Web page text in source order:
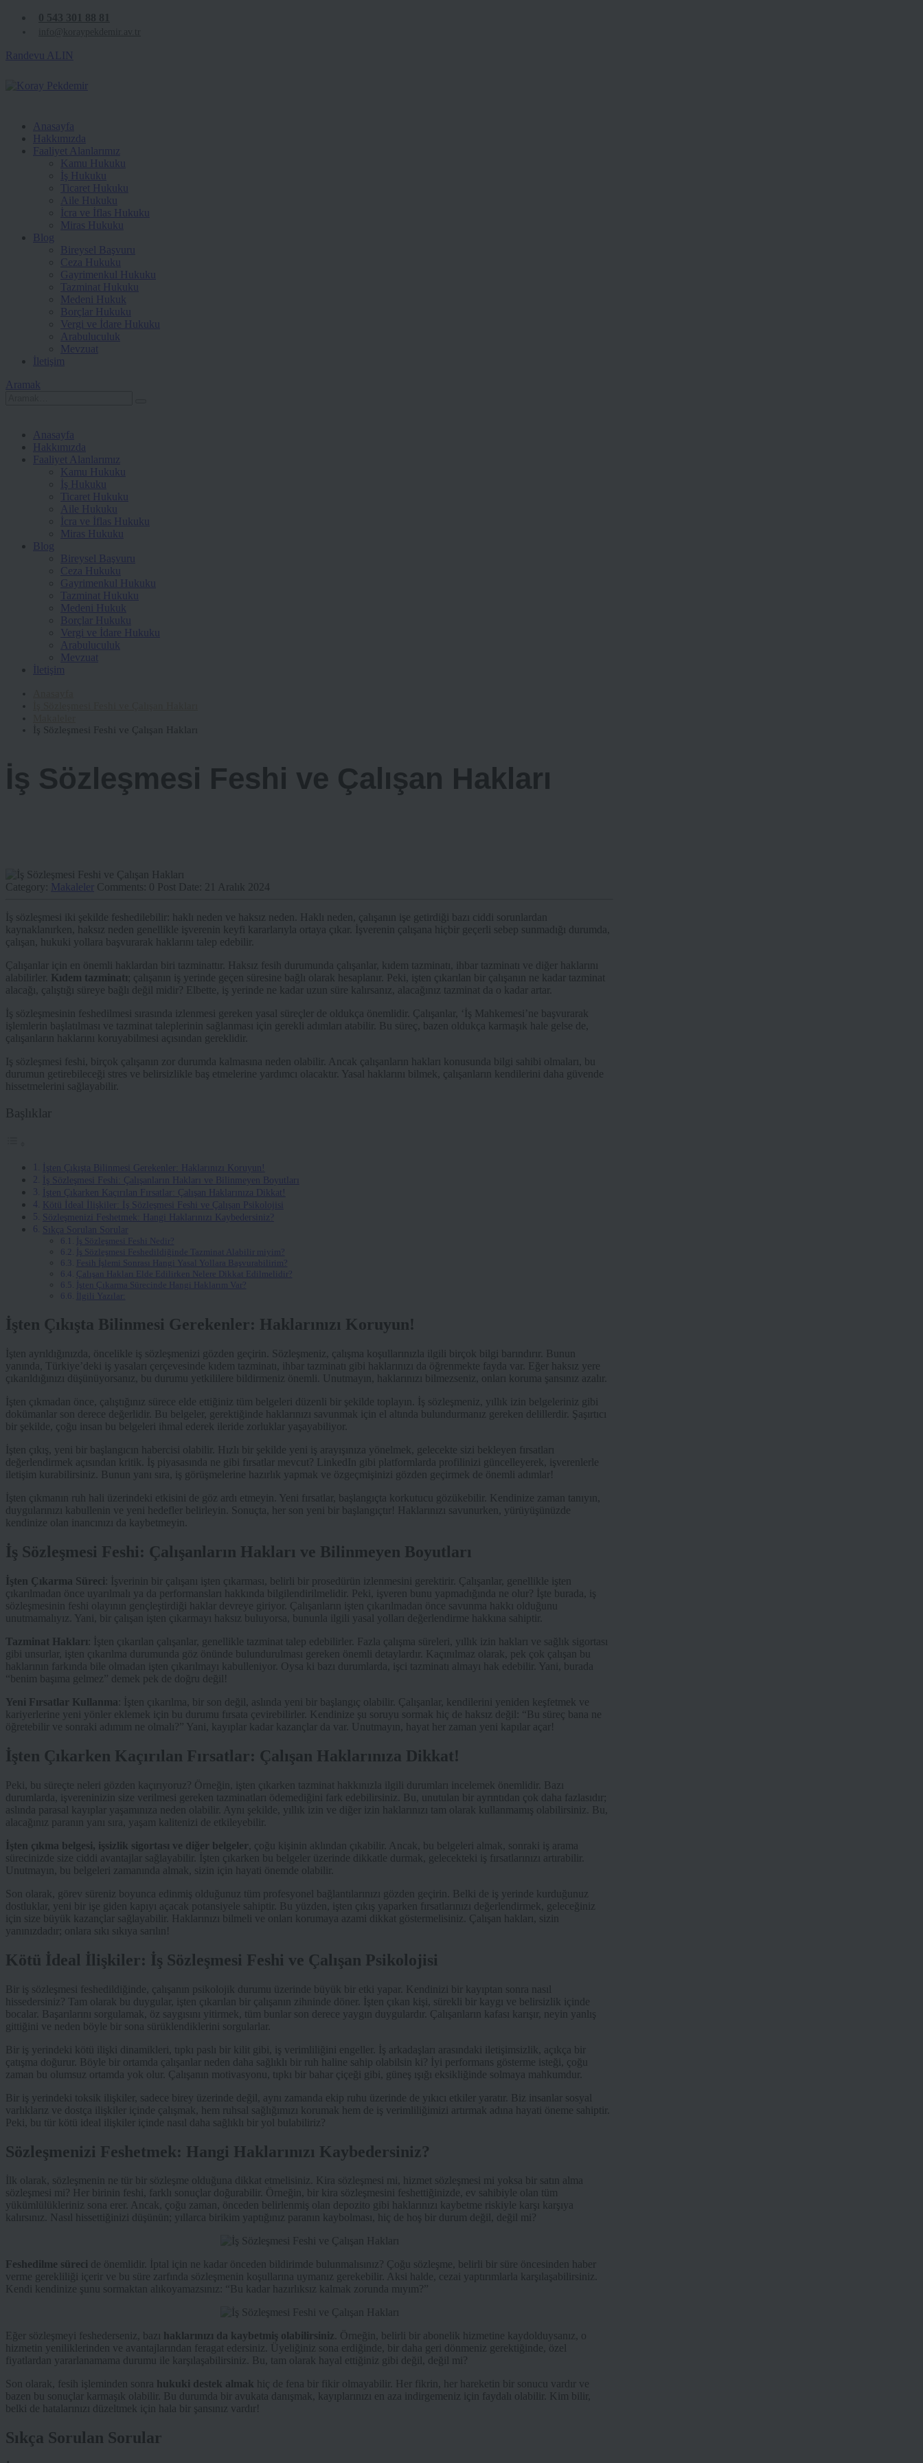
Randevu ALIN
Anasayfa
Hakkımızda
Faaliyet Alanlarımız
Kamu Hukuku
İş Hukuku
Ticaret Hukuku
Aile Hukuku
İcra ve İflas Hukuku
Miras Hukuku
Blog
Bireysel Başvuru
Ceza Hukuku
Gayrimenkul Hukuku
Tazminat Hukuku
Medeni Hukuk
Borçlar Hukuku
Vergi ve İdare Hukuku
Arabuluculuk
Mevzuat
İletişim
Aramak
Anasayfa
Hakkımızda
Faaliyet Alanlarımız
Kamu Hukuku
İş Hukuku
Ticaret Hukuku
Aile Hukuku
İcra ve İflas Hukuku
Miras Hukuku
Blog
Bireysel Başvuru
Ceza Hukuku
Gayrimenkul Hukuku
Tazminat Hukuku
Medeni Hukuk
Borçlar Hukuku
Vergi ve İdare Hukuku
Arabuluculuk
Mevzuat
İletişim
İş Sözleşmesi Feshi ve Çalışan Hakları
İş Sözleşmesi Feshi ve Çalışan Hakları
Category: Makaleler Comments: 0 Post Date: 21 Aralık 2024
İş sözleşmesi iki şekilde feshedilebilir: haklı neden ve haksız neden. Haklı neden, çalışanın işe getirdiği bazı ciddi sorunlardan
kaynaklanırken, haksız neden genellikle işverenin keyfi kararlarıyla ortaya çıkar. İşverenin çalışana hiçbir geçerli sebep sunmadığı durumda,
çalışan, hukuki yollara başvurarak haklarını talep edebilir.
Çalışanlar için en önemli haklardan biri tazminattır. Haksız fesih durumunda çalışanlar, kıdem tazminatı, ihbar tazminatı ve diğer haklarını
alabilirler.
Kıdem tazminatı ; çalışanın iş yerinde geçen süresine bağlı olarak hesaplanır. Peki, işten çıkarılan bir çalışanın ne kadar tazminat
alacağı, çalıştığı süreye bağlı değil midir? Elbette, iş yerinde ne kadar uzun süre kalırsanız, alacağınız tazminat da o kadar artar.
İş sözleşmesinin feshedilmesi sırasında izlenmesi gereken yasal süreçler de oldukça önemlidir. Çalışanlar, ‘İş Mahkemesi’ne başvurarak
işlemlerin başlatılması ve tazminat taleplerinin sağlanması için gerekli adımları atabilir. Bu süreç, bazen oldukça karmaşık hale gelse de,
çalışanların haklarını koruyabilmesi açısından gereklidir.
Iş sözleşmesi feshi, birçok çalışanın zor durumda kalmasına neden olabilir. Ancak çalışanların hakları konusunda bilgi sahibi olmaları, bu
durumun getirebileceği stres ve belirsizlikle baş etmelerine yardımcı olacaktır. Yasal haklarını bilmek, çalışanların kendilerini daha güvende
hissetmelerini sağlayabilir.
Başlıklar
İşten Çıkışta Bilinmesi Gerekenler: Haklarınızı Koruyun!
İş Sözleşmesi Feshi: Çalışanların Hakları ve Bilinmeyen Boyutları
İşten Çıkarken Kaçırılan Fırsatlar: Çalışan Haklarınıza Dikkat!
Kötü İdeal İlişkiler: İş Sözleşmesi Feshi ve Çalışan Psikolojisi
Sözleşmenizi Feshetmek: Hangi Haklarınızı Kaybedersiniz?
Sıkça Sorulan Sorular
İş Sözleşmesi Feshi Nedir?
İş Sözleşmesi Feshedildiğinde Tazminat Alabilir miyim?
Fesih İşlemi Sonrası Hangi Yasal Yollara Başvurabilirim?
Çalışan Hakları Elde Edilirken Nelere Dikkat Edilmelidir?
İşten Çıkarma Sürecinde Hangi Haklarım Var?
İlgili Yazılar:
İşten Çıkışta Bilinmesi Gerekenler: Haklarınızı Koruyun!
İşten ayrıldığınızda, öncelikle iş sözleşmenizi gözden geçirin. Sözleşmeniz, çalışma koşullarınızla ilgili birçok bilgi barındırır. Bunun
yanında, Türkiye’deki iş yasaları çerçevesinde kıdem tazminatı, ihbar tazminatı gibi haklarınızı da öğrenmekte fayda var. Eğer haksız yere
çıkarıldığınızı düşünüyorsanız, bu durumu yetkililere bildirmeniz önemli. Unutmayın, haklarınızı bilmezseniz, onları koruma şansınız azalır.
İşten çıkmadan önce, çalıştığınız sürece elde ettiğiniz tüm belgeleri düzenli bir şekilde toplayın. İş sözleşmeniz, yıllık izin belgeleriniz gibi
dokümanlar son derece değerlidir. Bu belgeler, gerektiğinde haklarınızı savunmak için el altında bulundurmanız gereken delillerdir. Şaşırtıcı
bir şekilde, çoğu insan bu belgeleri ihmal ederek ileride zorluklar yaşayabiliyor.
İşten çıkış, yeni bir başlangıcın habercisi olabilir. Hızlı bir şekilde yeni iş arayışınıza yönelmek, gelecekte sizi bekleyen fırsatları
değerlendirmek açısından kritik. İş piyasasında ne gibi fırsatlar mevcut? LinkedIn gibi platformlarda profilinizi güncelleyerek, işverenlerle
iletişim kurabilirsiniz. Bunun yanı sıra, iş görüşmelerine hazırlık yapmak ve özgeçmişinizi gözden geçirmek de önemli adımlar!
İşten çıkmanın ruh hali üzerindeki etkisini de göz ardı etmeyin. Yeni fırsatlar, başlangıçta korkutucu gözükebilir. Kendinize zaman tanıyın,
duygularınızı kabullenin ve yeni hedefler belirleyin. Sonuçta, her son yeni bir başlangıçtır! Haklarınızı savunurken, yürüyüşünüzde
kendinize olan inancınızı da kaybetmeyin.
İş Sözleşmesi Feshi: Çalışanların Hakları ve Bilinmeyen Boyutları
İşten Çıkarma Süreci : İşverinin bir çalışanı işten çıkarması, belirli bir prosedürün izlenmesini gerektirir. Çalışanlar, genellikle işten
çıkarılmadan önce uyarılmalı ya da performansları hakkında bilgilendirilmelidir. Peki, işveren bunu yapmadığında ne olur? İşte burada, iş
sözleşmesinin feshi olayının gençleştirdiği haklar devreye giriyor. Çalışanların işten çıkarılmadan önce savunma hakkı olduğunu
unutmamalıyız. Yani, bir çalışan işten çıkarmayı haksız buluyorsa, bununla ilgili yasal yolları değerlendirme hakkına sahiptir.
Tazminat Hakları : İşten çıkarılan çalışanlar, genellikle tazminat talep edebilirler. Fazla çalışma süreleri, yıllık izin hakları ve sağlık sigortası
gibi unsurlar, işten çıkarılma durumunda göz önünde bulundurulması gereken önemli detaylardır. Kaçınılmaz olarak, pek çok çalışan bu
haklarının farkında bile olmadan işten çıkarılmayı kabulleniyor. Oysa ki bazı durumlarda, işci tazminatı almayı hak edebilir. Yani, burada
“benim başıma gelmez” demek pek de doğru değil!
Yeni Fırsatlar Kullanma : İşten çıkarılma, bir son değil, aslında yeni bir başlangıç olabilir. Çalışanlar, kendilerini yeniden keşfetmek ve
kariyerlerine yeni yönler eklemek için bu durumu fırsata çevirebilirler. Kendinize şu soruyu sormak hiç de haksız değil: “Bu süreç bana ne
öğretebilir ve sonraki adımım ne olmalı?” Yani, kayıplar kadar kazançlar da var. Unutmayın, hayat her zaman yeni kapılar açar!
İşten Çıkarken Kaçırılan Fırsatlar: Çalışan Haklarınıza Dikkat!
Peki, bu süreçte neleri gözden kaçırıyoruz? Örneğin, işten çıkarken tazminat hakkınızla ilgili durumları incelemek önemlidir. Bazı
durumlarda, işvereninizin size verilmesi gereken tazminatları ödemediğini fark edebilirsiniz. Bu, unutulan bir ayrıntıdan çok daha fazlasıdır;
aslında parasal kayıplar yaşamınıza neden olabilir. Aynı şekilde, yıllık izin ve diğer izin haklarınızı tam olarak kullanmamış olabilirsiniz. Bu,
alacağınız paranın yanı sıra, yaşam kalitenizi de etkileyebilir.
İşten çıkma belgesi, işsizlik sigortası ve diğer belgeler
, çoğu kişinin aklından çıkabilir. Ancak, bu belgeleri almak, sonraki iş arama
sürecinizde size ciddi avantajlar sağlayabilir. İşten çıkarken bu belgeler üzerinde dikkatle durmak, gelecekteki iş fırsatlarınızı artırabilir.
Unutmayın, bu belgeleri zamanında almak, sizin için hayati önemde olabilir.
Son olarak, görev süreniz boyunca edinmiş olduğunuz tüm profesyonel bağlantılarınızı gözden geçirin. Belki de iş yerinde kurduğunuz
dostluklar, yeni bir işe giden kapıyı açacak potansiyele sahiptir. Bu yüzden, işten çıkış yaparken fırsatlarınızı değerlendirmek, geleceğiniz
için size büyük kazançlar sağlayabilir. Haklarınızı bilmeli ve onları korumaya azami dikkat göstermelisiniz. Çalışan hakları, sizin
yanınızdadır; onlara sıkı sıkıya sarılın!
Kötü İdeal İlişkiler: İş Sözleşmesi Feshi ve Çalışan Psikolojisi
Bir iş sözleşmesi feshedildiğinde, çalışanın psikolojik durumu üzerinde büyük bir etki yapar. Kendinizi bir kayıptan sonra nasıl
hissedersiniz? Tam olarak bu duygular, işten çıkarılan bir çalışanın zihninde döner. İşten çıkan kişi, sürekli bir kaygı ve belirsizlik içinde
bocalar. Başarılarını sorgulamak, öz saygısını yitirmek, tüm bunlar son derece yaygın duygulardır. Çalışanların kafası karışır, neyin yanlış
gittiğini ve neden böyle bir sona sürüklendiklerini sorgularlar.
Bir iş yerindeki kötü ilişki dinamikleri, tıpkı paslı bir kilit gibi, iş verimliliğini engeller. İş arkadaşları arasındaki iletişimsizlik, açıkça bir
çatışma doğurur. Böyle bir ortamda çalışanlar neden daha sağlıklı bir ruh haline sahip olabilsin ki? İyi performans gösterme isteği, çoğu
zaman bu olumsuz ortamda yok olur. Çalışanın motivasyonu, tıpkı bir bahar çiçeği gibi, güneş ışığı eksikliğinde solmaya mahkumdur.
Bir iş yerindeki toksik ilişkiler, sadece birey üzerinde değil, aynı zamanda ekip ruhu üzerinde de yıkıcı etkiler yaratır. Biz insanlar sosyal
varlıklarız ve dostça ilişkiler içinde çalışmak, hem ruhsal sağlığımızı korumak hem de iş verimliliğimizi artırmak adına hayati öneme sahiptir.
Peki, bu tür kötü ideal ilişkiler içinde nasıl daha sağlıklı bir yol bulabiliriz?
Sözleşmenizi Feshetmek: Hangi Haklarınızı Kaybedersiniz?
İlk olarak, sözleşmenin ne tür bir sözleşme olduğuna dikkat etmelisiniz. Kira sözleşmesi mi, hizmet sözleşmesi mi yoksa bir satın alma
sözleşmesi mi? Her birinin feshi, farklı sonuçlar doğurabilir. Örneğin, bir kira sözleşmesini feshettiğinizde, ev sahibiyle olan tüm
yükümlülükleriniz sona erer. Ancak, çoğu zaman, önceden belirlenmiş olan depozito gibi haklarınızı kaybetme riskiyle karşı karşıya
kalırsınız. Nasıl hissettiğinizi düşünün; yıllarca birikim yaptığınız paranın kaybolması, hiç de hoş bir durum değil, değil mi?
Feshedilme süreci de önemlidir. İptal için ne kadar önceden bildirimde bulunmalısınız? Çoğu sözleşme, belirli bir süre öncesinden haber
verme gerekliliği içerir ve bu süre zarfında sözleşmenin koşullarına uymanız gerekebilir. Aksi halde, cezai yaptırımlarla karşılaşabilirsiniz.
Kendi kendinize şunu sormaktan alıkoyamazsınız: “Bu kadar hazırlıksız kalmak zorunda mıyım?”
Eğer sözleşmeyi feshederseniz, bazı haklarınızı da kaybetmiş olabilirsiniz . Örneğin, belirli bir abonelik hizmetine kaydolduysanız, o
hizmetin yeniliklerinden ve avantajlarından feragat edersiniz. Üyeliğiniz sona erdiğinde, bir daha geri dönmeniz gerektiğinde, özel
fiyatlardan yararlanamama durumu ile karşılaşabilirsiniz. Bu, tam olarak hayal ettiğiniz gibi değil, değil mi?
Son olarak, fesih işleminden sonra hukuki destek almak hiç de fena bir fikir olmayabilir. Her fikrin, her hareketin bir sonucu vardır ve
bazen bu sonuçlar karmaşık olabilir. Bu durumda bir avukata danışmak, kayıplarınızı en aza indirgemeniz için faydalı olabilir. Kim bilir,
belki de hatalarınızı düzeltmek için hala bir şansınız vardır!
Sıkça Sorulan Sorular